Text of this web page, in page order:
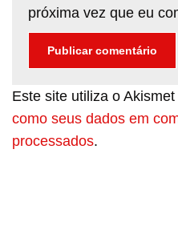
próxima vez que eu
Este site utiliza o
como seus dados em
processados.